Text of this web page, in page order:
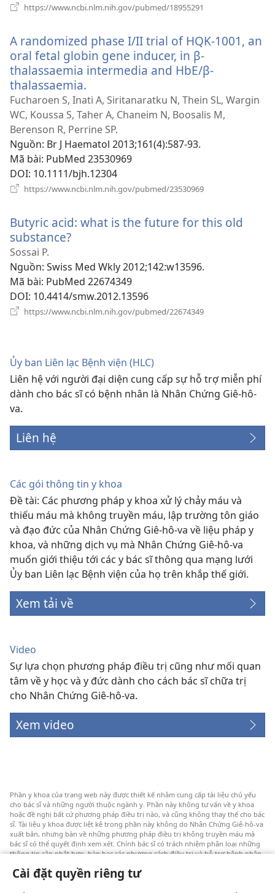
Cài đặt quyền riêng tư
https://www.ncbi.nlm.nih.gov/pubmed/18955291
mới)
A randomized phase I/II trial of HQK-1001, an
oral fetal globin gene inducer, in β-
thalassaemia intermedia and HbE/β-
thalassaemia.
cửa
sổ
mới)
Fucharoen S, Inati A, Siritanaratku N, Thein SL, Wargin
WC, Koussa S, Taher A, Chaneim N, Boosalis M,
Berenson R, Perrine SP.
Nguồn‎: Br J Haematol 2013;161(4):587-93.
Mã bài‎: PubMed 23530969
DOI‎: 10.1111/bjh.12304
https://www.ncbi.nlm.nih.gov/pubmed/23530969
mới)
Butyric acid: what is the future for this old
substance?
sổ
mới)
Sossai P.
Nguồn‎: Swiss Med Wkly 2012;142:w13596.
Mã bài‎: PubMed 22674349
DOI‎: 10.4414/smw.2012.13596
https://www.ncbi.nlm.nih.gov/pubmed/22674349
Ủy ban Liên lạc Bệnh viện (HLC)
Liên hệ với người đại diện cung cấp sự hỗ trợ miễn phí
dành cho bác sĩ có bệnh nhân là Nhân Chứng Giê-hô-
va.
Liên hệ
Các gói thông tin y khoa
Đề tài: Các phương pháp y khoa xử lý chảy máu và
thiếu máu mà không truyền máu, lập trường tôn giáo
và đạo đức của Nhân Chứng Giê-hô-va về liệu pháp y
khoa, và những dịch vụ mà Nhân Chứng Giê-hô-va
muốn giới thiệu tới các y bác sĩ thông qua mạng lưới
Ủy ban Liên lạc Bệnh viện của họ trên khắp thế giới.
Xem tải về
Video
Sự lựa chọn phương pháp điều trị cũng như mối quan
tâm về y học và y đức dành cho cách bác sĩ chữa trị
cho Nhân Chứng Giê-hô-va.
Xem video
Phần y khoa của trang web này được thiết kế nhằm cung cấp tài liệu chủ yếu
cho bác sĩ và những người thuộc ngành y. Phần này không tư vấn về y khoa
hoặc đề nghị bất cứ phương pháp điều trị nào, và cũng không thay thế cho bác
sĩ. Tài liệu y khoa được liệt kê trong phần này không do Nhân Chứng Giê-hô-va
xuất bản, nhưng bàn về những phương pháp điều trị không truyền máu mà
bác sĩ có thể quyết định xem xét. Chính bác sĩ có trách nhiệm phân loại những
thông tin cập nhật hơn, bàn bạc các phương cách điều trị và hỗ trợ bệnh nhân
tin của bệnh nhân. Không phải tất cả các phương pháp được liệt kê đều thích
hợp cho mọi bệnh nhân.